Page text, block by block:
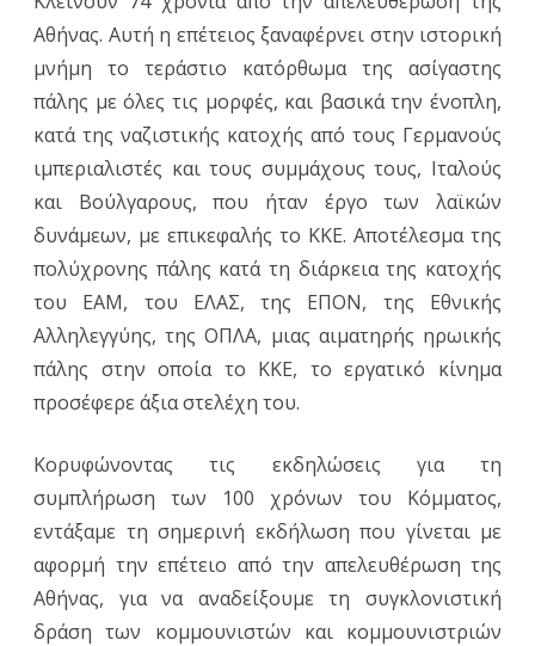
Αθήνας. Αυτή η επέτειος ξαναφέρνει στην ιστορική
μνήμη το τεράστιο κατόρθωμα της ασίγαστης
πάλης με όλες τις μορφές, και βασικά την ένοπλη,
κατά της ναζιστικής κατοχής από τους Γερμανούς
ιμπεριαλιστές και τους συμμάχους τους, Ιταλούς
και Βούλγαρους, που ήταν έργο των λαϊκών
δυνάμεων, με επικεφαλής το ΚΚΕ. Αποτέλεσμα της
πολύχρονης πάλης κατά τη διάρκεια της κατοχής
του ΕΑΜ, του ΕΛΑΣ, της ΕΠΟΝ, της Εθνικής
Αλληλεγγύης, της ΟΠΛΑ, μιας αιματηρής ηρωικής
πάλης στην οποία το ΚΚΕ, το εργατικό κίνημα
προσέφερε άξια στελέχη του.
Κορυφώνοντας τις εκδηλώσεις για τη
συμπλήρωση των 100 χρόνων του Κόμματος,
εντάξαμε τη σημερινή εκδήλωση που γίνεται με
αφορμή την επέτειο από την απελευθέρωση της
Αθήνας, για να αναδείξουμε τη συγκλονιστική
δράση των κομμουνιστών και κομμουνιστριών